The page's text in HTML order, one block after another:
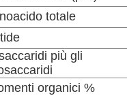
totale
più gli
organici %